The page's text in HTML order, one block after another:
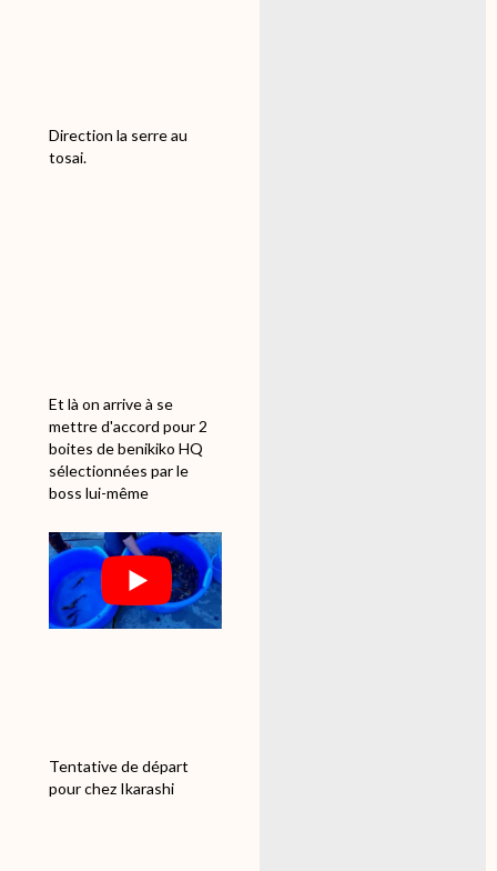
Direction la serre au
tosai.
Et là on arrive à se
mettre d'accord pour 2
boites de benikiko HQ
sélectionnées par le
boss lui-même
Tentative de départ
pour chez Ikarashi